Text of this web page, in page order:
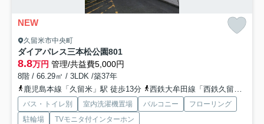
NEW
久留米市中央町
ダイアパレス三本松公園801
8.8万円 管理/共益費5,000円
8階 / 66.29㎡ / 3LDK /築37年
鹿児島本線「久留米」駅 徒歩13分
西鉄大牟田線「西鉄久留米」駅 徒歩19分
バス・トイレ別 室内洗濯機置場 バルコニー
フローリング
駐輪場
TVモニタ付インターホン